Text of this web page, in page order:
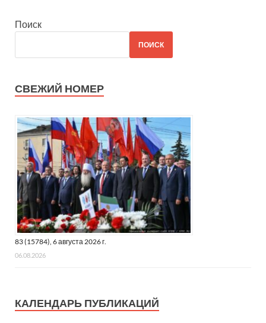
Поиск
ПОИСК
СВЕЖИЙ НОМЕР
83 (15784), 6 августа 2026 г.
06.08.2026
КАЛЕНДАРЬ ПУБЛИКАЦИЙ